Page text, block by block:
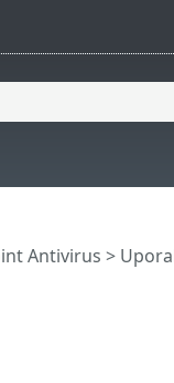
Antivirus >